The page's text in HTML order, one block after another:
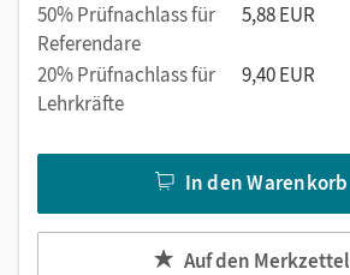
50% Prüfnachlass für
Referendare
5,88 EUR
20% Prüfnachlass für
Lehrkräfte
9,40 EUR
In den Warenkorb
Auf den Merkzettel